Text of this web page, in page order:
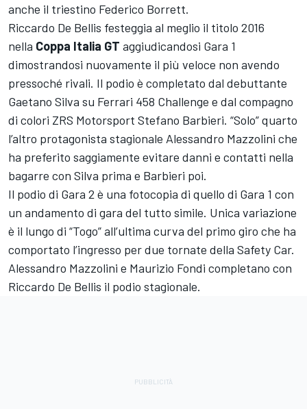
anche il triestino Federico Borrett.
Riccardo De Bellis festeggia al meglio il titolo 2016
nella Coppa Italia GT aggiudicandosi Gara 1
dimostrandosi nuovamente il più veloce non avendo
pressoché rivali. Il podio è completato dal debuttante
Gaetano Silva su Ferrari 458 Challenge e dal compagno
di colori ZRS Motorsport Stefano Barbieri. “Solo” quarto
l’altro protagonista stagionale Alessandro Mazzolini che
ha preferito saggiamente evitare danni e contatti nella
bagarre con Silva prima e Barbieri poi.
Il podio di Gara 2 è una fotocopia di quello di Gara 1 con
un andamento di gara del tutto simile. Unica variazione
è il lungo di “Togo” all’ultima curva del primo giro che ha
comportato l’ingresso per due tornate della Safety Car.
Alessandro Mazzolini e Maurizio Fondi completano con
Riccardo De Bellis il podio stagionale.